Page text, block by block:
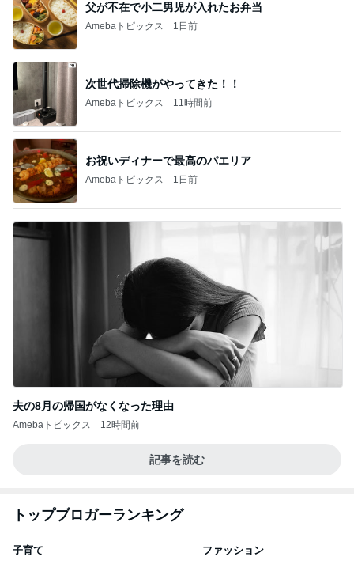
父が不在で小二男児が入れたお弁当
Amebaトピックス 1日前
次世代掃除機がやってきた！！
Amebaトピックス 11時間前
お祝いディナーで最高のパエリア
Amebaトピックス 1日前
夫の8月の帰国がなくなった理由
Amebaトピックス 12時間前
記事を読む
トップブロガーランキング
子育て ファッション